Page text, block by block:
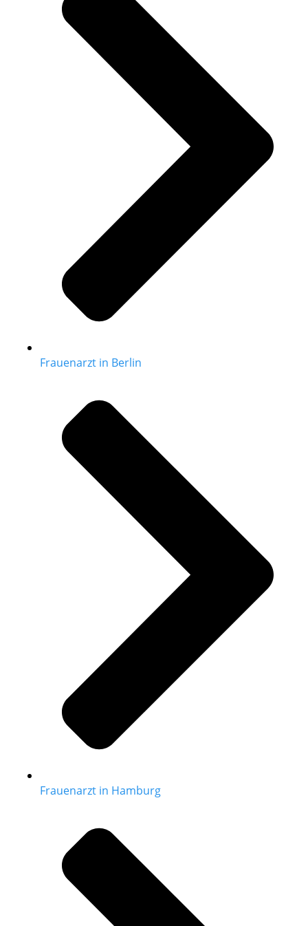
Frauenarzt in Berlin
Frauenarzt in Hamburg